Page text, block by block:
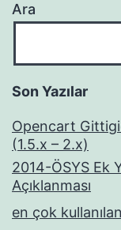
Ara
Son Yazılar
Opencart
(1.5.x – 2.x)
2014-ÖSYS Ek
Açıklanması
en çok